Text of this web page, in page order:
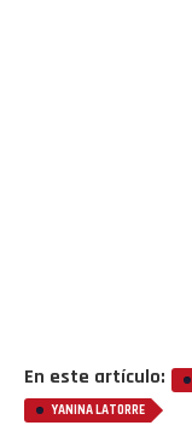
En este artículo:
YANINA LATORRE